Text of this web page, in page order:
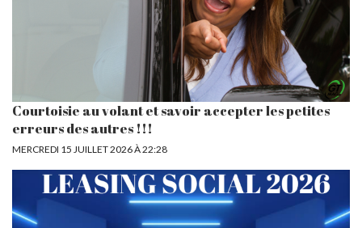
Courtoisie au volant et savoir accepter les petites
erreurs des autres !!!
MERCREDI 15 JUILLET 2026 À 22:28